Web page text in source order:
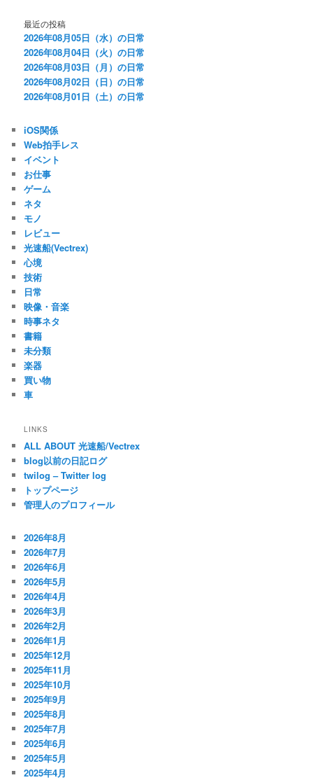
最近の投稿
2026年08月05日（水）の日常
2026年08月04日（火）の日常
2026年08月03日（月）の日常
2026年08月02日（日）の日常
2026年08月01日（土）の日常
iOS関係
Web拍手レス
イベント
お仕事
ゲーム
ネタ
モノ
レビュー
光速船(Vectrex)
心境
技術
日常
映像・音楽
時事ネタ
書籍
未分類
楽器
買い物
車
LINKS
ALL ABOUT 光速船/Vectrex
blog以前の日記ログ
twilog – Twitter log
トップページ
管理人のプロフィール
2026年8月
2026年7月
2026年6月
2026年5月
2026年4月
2026年3月
2026年2月
2026年1月
2025年12月
2025年11月
2025年10月
2025年9月
2025年8月
2025年7月
2025年6月
2025年5月
2025年4月